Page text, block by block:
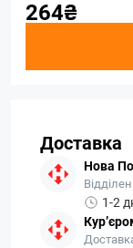
264₴
Доставка
Нова
1-2